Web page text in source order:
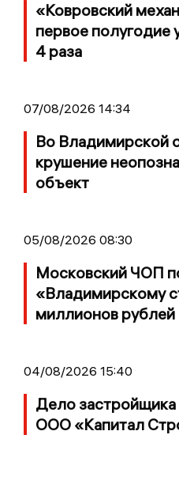
«Ковровский
первое полугодие
4 раза
07/08/2026 14:34
Во Владимирской
крушение
объект
05/08/2026 08:30
Московский ЧОП
«Владимирскому
миллионов рублей
04/08/2026 15:40
Дело
ООО «Капитал